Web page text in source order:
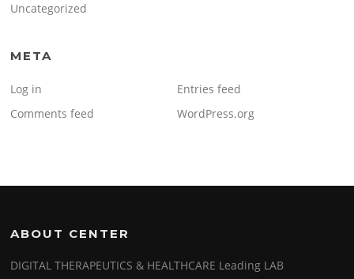
Uncategorized
META
Log in
Entries feed
Comments feed
WordPress.org
ABOUT CENTER
DIGITAL THERAPEUTICS & HEALTHCARE Leading LAB